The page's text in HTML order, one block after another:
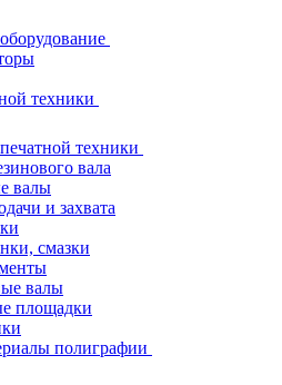
техники
техники
вала
валы
и захвата
смазки
валы
площадки
полиграфии